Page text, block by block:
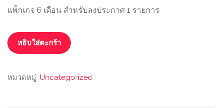
แพ็กเกจ 6 เดือน สำหรับลงประกาศ 1 รายการ
หยิบใส่ตะกร้า
หมวดหมู่: Uncategorized